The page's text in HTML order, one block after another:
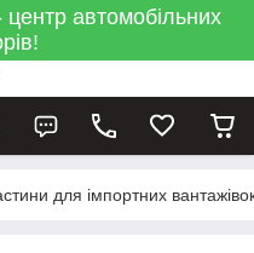
автомобільних
для імпортних